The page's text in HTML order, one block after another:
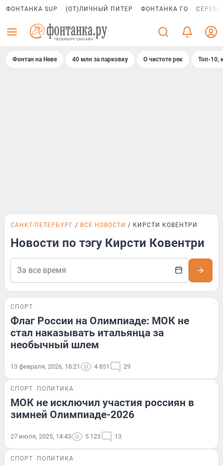
ФОНТАНКА SUP (ОТ)ЛИЧНЫЙ ПИТЕР ФОНТАНКА ГО
Фонтан на Неве 40 млн за парковку О чистоте рек Топ-10,
САНКТ-ПЕТЕРБУРГ ВСЕ НОВОСТИ КИРСТИ КОВЕНТРИ
Новости по тэгу Кирсти Ковентри
СПОРТ
Флаг России на Олимпиаде: МОК не
стал наказывать итальянца за
необычный шлем
13 февраля, 2026, 18:21 4 851 29
СПОРТ ПОЛИТИКА
МОК не исключил участия россиян в
зимней Олимпиаде-2026
27 июля, 2025, 14:43 5 123 13
СПОРТ ПОЛИТИКА